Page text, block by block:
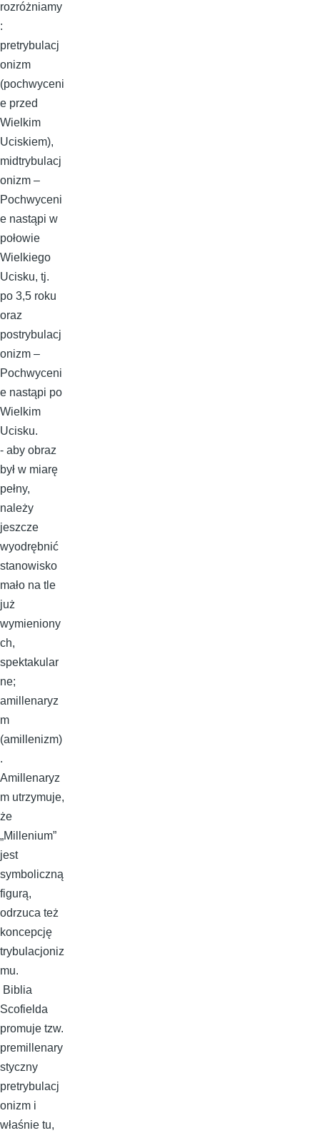
rozróżniamy
:
pretrybulacj
onizm
(pochwyceni
e przed
Wielkim
Uciskiem),
midtrybulacj
onizm –
Pochwyceni
e nastąpi w
połowie
Wielkiego
Ucisku, tj.
po 3,5 roku
oraz
postrybulacj
onizm –
Pochwyceni
e nastąpi po
Wielkim
Ucisku.
- aby obraz
był w miarę
pełny,
należy
jeszcze
wyodrębnić
stanowisko
mało na tle
już
wymieniony
ch,
spektakular
ne;
amillenaryz
m
(amillenizm)
.
Amillenaryz
m utrzymuje,
że
„Millenium”
jest
symboliczną
figurą,
odrzuca też
koncepcję
trybulacjoniz
mu.
Biblia
Scofielda
promuje tzw.
premillenary
styczny
pretrybulacj
onizm i
właśnie tu,